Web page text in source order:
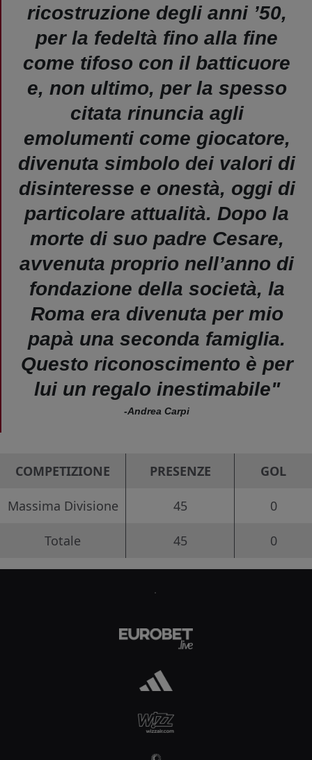
ricostruzione degli anni ’50,
per la fedeltà fino alla fine
come tifoso con il batticuore
e, non ultimo, per la spesso
citata rinuncia agli
emolumenti come giocatore,
divenuta simbolo dei valori di
disinteresse e onestà, oggi di
particolare attualità. Dopo la
morte di suo padre Cesare,
avvenuta proprio nell’anno di
fondazione della società, la
Roma era divenuta per mio
papà una seconda famiglia.
Questo riconoscimento è per
lui un regalo inestimabile"
-Andrea Carpi
COMPETIZIONE PRESENZE GOL
Massima Divisione 45 0
Totale 45 0
.